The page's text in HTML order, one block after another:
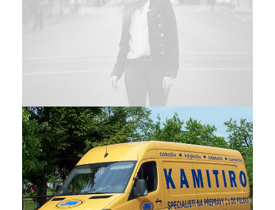
Mercedes Sprinter